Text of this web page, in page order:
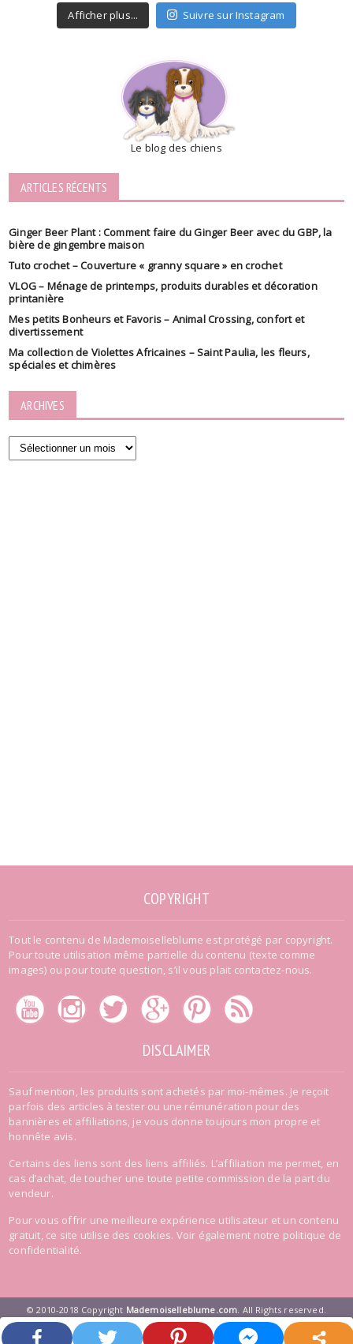
Afficher plus... Suivre sur Instagram
Le blog des chiens
ARTICLES RÉCENTS
Ginger Beer Plant : Comment faire du Ginger Beer avec du GBP, la
bière de gingembre maison
Tuto crochet – Couverture « granny square » en crochet
VLOG – Ménage de printemps, produits durables et décoration
printanière
Mes petits Bonheurs et Favoris – Animal Crossing, confort et
divertissement
Ma collection de Violettes Africaines – Saint Paulia, les fleurs,
spéciales et chimères
ARCHIVES
Archives
COPYRIGHT
Tout le contenu de Mademoiselleblume est protégé par copyright.
Pour toute utilisation même partielle du contenu (texte comme
images) ou pour toute question, s’il vous plait contactez-nous.
DISCLAIMER
Sauf mention, les produits sont achetés par moi-mêmes. Je reçoit
parfois des articles à tester ou une rémunération pour des
bannières et affiliations, je vous donne toujours mon propre et
honnête avis.
Certains des liens sont des liens affiliés. L’affiliation me permet, en
cas d’achat, de toucher une toute petite commission de la part du
vendeur.
Pour vous offrir une meilleure expérience utilisateur et un contenu
gratuit, ce site utilise des cookies. Voir également notre politique de
confidentialité.
© 2010-2018 Copyright Mademoiselleblume.com . All Rights reserved.